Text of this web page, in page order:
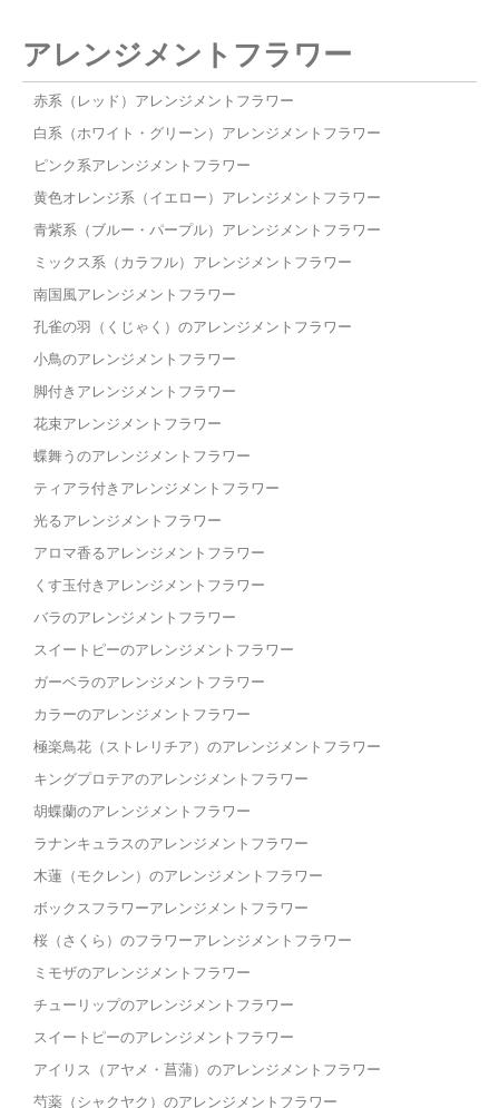
アレンジメントフラワー
赤系（レッド）アレンジメントフラワー
白系（ホワイト・グリーン）アレンジメントフラワー
ピンク系アレンジメントフラワー
黄色オレンジ系（イエロー）アレンジメントフラワー
青紫系（ブルー・パープル）アレンジメントフラワー
ミックス系（カラフル）アレンジメントフラワー
南国風アレンジメントフラワー
孔雀の羽（くじゃく）のアレンジメントフラワー
小鳥のアレンジメントフラワー
脚付きアレンジメントフラワー
花束アレンジメントフラワー
蝶舞うのアレンジメントフラワー
ティアラ付きアレンジメントフラワー
光るアレンジメントフラワー
アロマ香るアレンジメントフラワー
くす玉付きアレンジメントフラワー
バラのアレンジメントフラワー
スイートピーのアレンジメントフラワー
ガーベラのアレンジメントフラワー
カラーのアレンジメントフラワー
極楽鳥花（ストレリチア）のアレンジメントフラワー
キングプロテアのアレンジメントフラワー
胡蝶蘭のアレンジメントフラワー
ラナンキュラスのアレンジメントフラワー
木蓮（モクレン）のアレンジメントフラワー
ボックスフラワーアレンジメントフラワー
桜（さくら）のフラワーアレンジメントフラワー
ミモザのアレンジメントフラワー
チューリップのアレンジメントフラワー
スイートピーのアレンジメントフラワー
アイリス（アヤメ・菖蒲）のアレンジメントフラワー
芍薬（シャクヤク）のアレンジメントフラワー